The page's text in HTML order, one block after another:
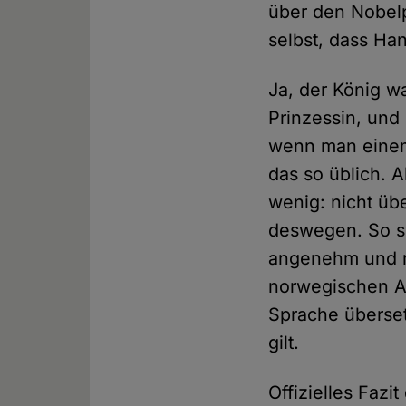
über den
selbst, dass
Ja, der König
Prinzessin,
wenn man
das so üblich.
wenig: nicht
deswegen. So
angenehm und
norwegischen
Sprache
gilt.
Offizielles